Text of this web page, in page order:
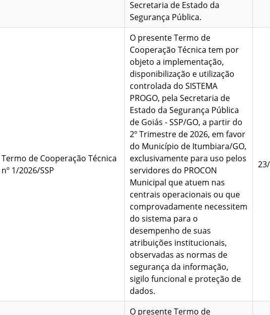
Secretaria de Estado da
Segurança Pública.
Termo de Cooperação Técnica
nº 1/2026/SSP
O presente Termo de
Cooperação Técnica tem por
objeto a implementação,
disponibilização e utilização
controlada do SISTEMA
PROGO, pela Secretaria de
Estado da Segurança Pública
de Goiás - SSP/GO, a partir do
2º Trimestre de 2026, em favor
do Município de Itumbiara/GO,
exclusivamente para uso pelos
servidores do PROCON
Municipal que atuem nas
centrais operacionais ou que
comprovadamente necessitem
do sistema para o
desempenho de suas
atribuições institucionais,
observadas as normas de
segurança da informação,
sigilo funcional e proteção de
dados.
O presente Termo de